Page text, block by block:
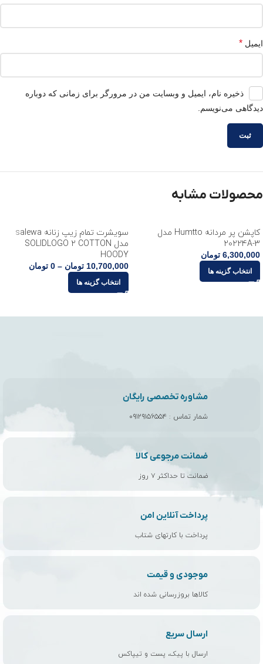
ایمیل *
ذخیره نام، ایمیل و وبسایت من در مرورگر برای زمانی که دوباره
دیدگاهی می‌نویسم.
محصولات مشابه
کاپشن پر مردانه Humtto مدل
20224A-3
6,300,000 تومان
انتخاب گزینه ها
سویشرت تمام زیپ زنانه salewa
مدل SOLIDLOGO 2 COTTON
HOODY
10,700,000 تومان –
0 تومان
انتخاب گزینه ها
مشاوره تخصصی رایگان
شمار تماس : ۰۹۱۲۹۱۵۶۵۵۴
ضمانت مرجوعی کالا
ضمانت تا حداکثر ۷ روز
پرداخت آنلاین امن
پرداخت با کارتهای شتاب
موجودی و قیمت
کالاها بروزرسانی شده اند
ارسال سریع
ارسال با پیک، پست و تیپاکس